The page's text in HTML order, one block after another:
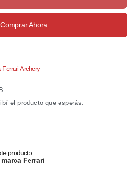
Comprar Ahora
Archery
el producto que esperás.
producto…
Ferrari